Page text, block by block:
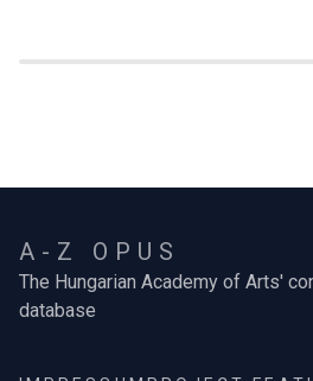
A-Z OPUS
The Hungarian Academy of Arts'
database